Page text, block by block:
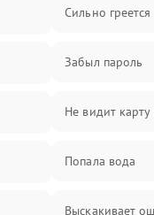
Сильно греется
Забыл пароль
Не видит карту
Попала вода
Выскакивает